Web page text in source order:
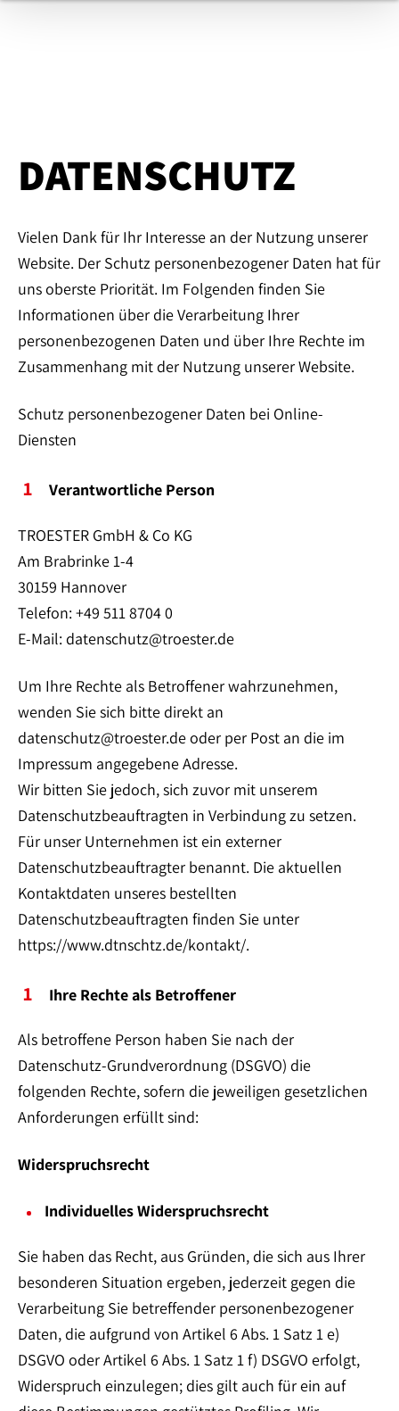
DATENSCHUTZ
Vielen Dank für Ihr Interesse an der Nutzung unserer
Website. Der Schutz personenbezogener Daten hat für
uns oberste Priorität. Im Folgenden finden Sie
Informationen über die Verarbeitung Ihrer
personenbezogenen Daten und über Ihre Rechte im
Zusammenhang mit der Nutzung unserer Website.
Schutz personenbezogener Daten bei Online-
Diensten
Verantwortliche Person
TROESTER GmbH & Co KG
Am Brabrinke 1-4
30159 Hannover
Telefon: +49 511 8704 0
E-Mail: datenschutz@troester.de
Um Ihre Rechte als Betroffener wahrzunehmen,
wenden Sie sich bitte direkt an
datenschutz@troester.de oder per Post an die im
Impressum angegebene Adresse.
Wir bitten Sie jedoch, sich zuvor mit unserem
Datenschutzbeauftragten in Verbindung zu setzen.
Für unser Unternehmen ist ein externer
Datenschutzbeauftragter benannt. Die aktuellen
Kontaktdaten unseres bestellten
Datenschutzbeauftragten finden Sie unter
https://www.dtnschtz.de/kontakt/.
Ihre Rechte als Betroffener
Als betroffene Person haben Sie nach der
Datenschutz-Grundverordnung (DSGVO) die
folgenden Rechte, sofern die jeweiligen gesetzlichen
Anforderungen erfüllt sind:
Widerspruchsrecht
Individuelles Widerspruchsrecht
Sie haben das Recht, aus Gründen, die sich aus Ihrer
besonderen Situation ergeben, jederzeit gegen die
Verarbeitung Sie betreffender personenbezogener
Daten, die aufgrund von Artikel 6 Abs. 1 Satz 1 e)
DSGVO oder Artikel 6 Abs. 1 Satz 1 f) DSGVO erfolgt,
Widerspruch einzulegen; dies gilt auch für ein auf